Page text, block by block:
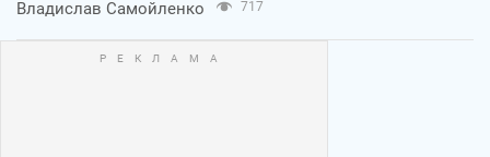
Владислав Самойленко 717